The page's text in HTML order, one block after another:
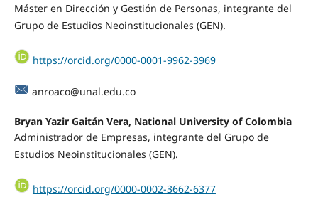
Máster en Dirección y Gestión de Personas, integrante del
Grupo de Estudios Neoinstitucionales (GEN).
https://orcid.org/0000-0001-9962-3969
anroaco@unal.edu.co
Bryan Yazir Gaitán Vera, National University of Colombia
Administrador de Empresas, integrante del Grupo de
Estudios Neoinstitucionales (GEN).
https://orcid.org/0000-0002-3662-6377